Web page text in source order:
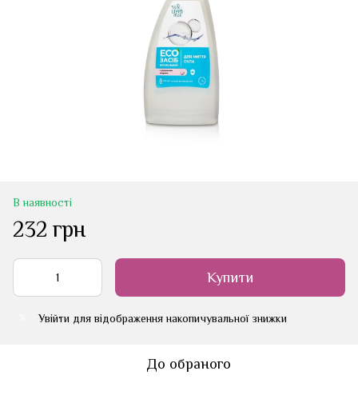
В наявності
232 грн
Купити
Увійти для відображення накопичувальної знижки
До обраного